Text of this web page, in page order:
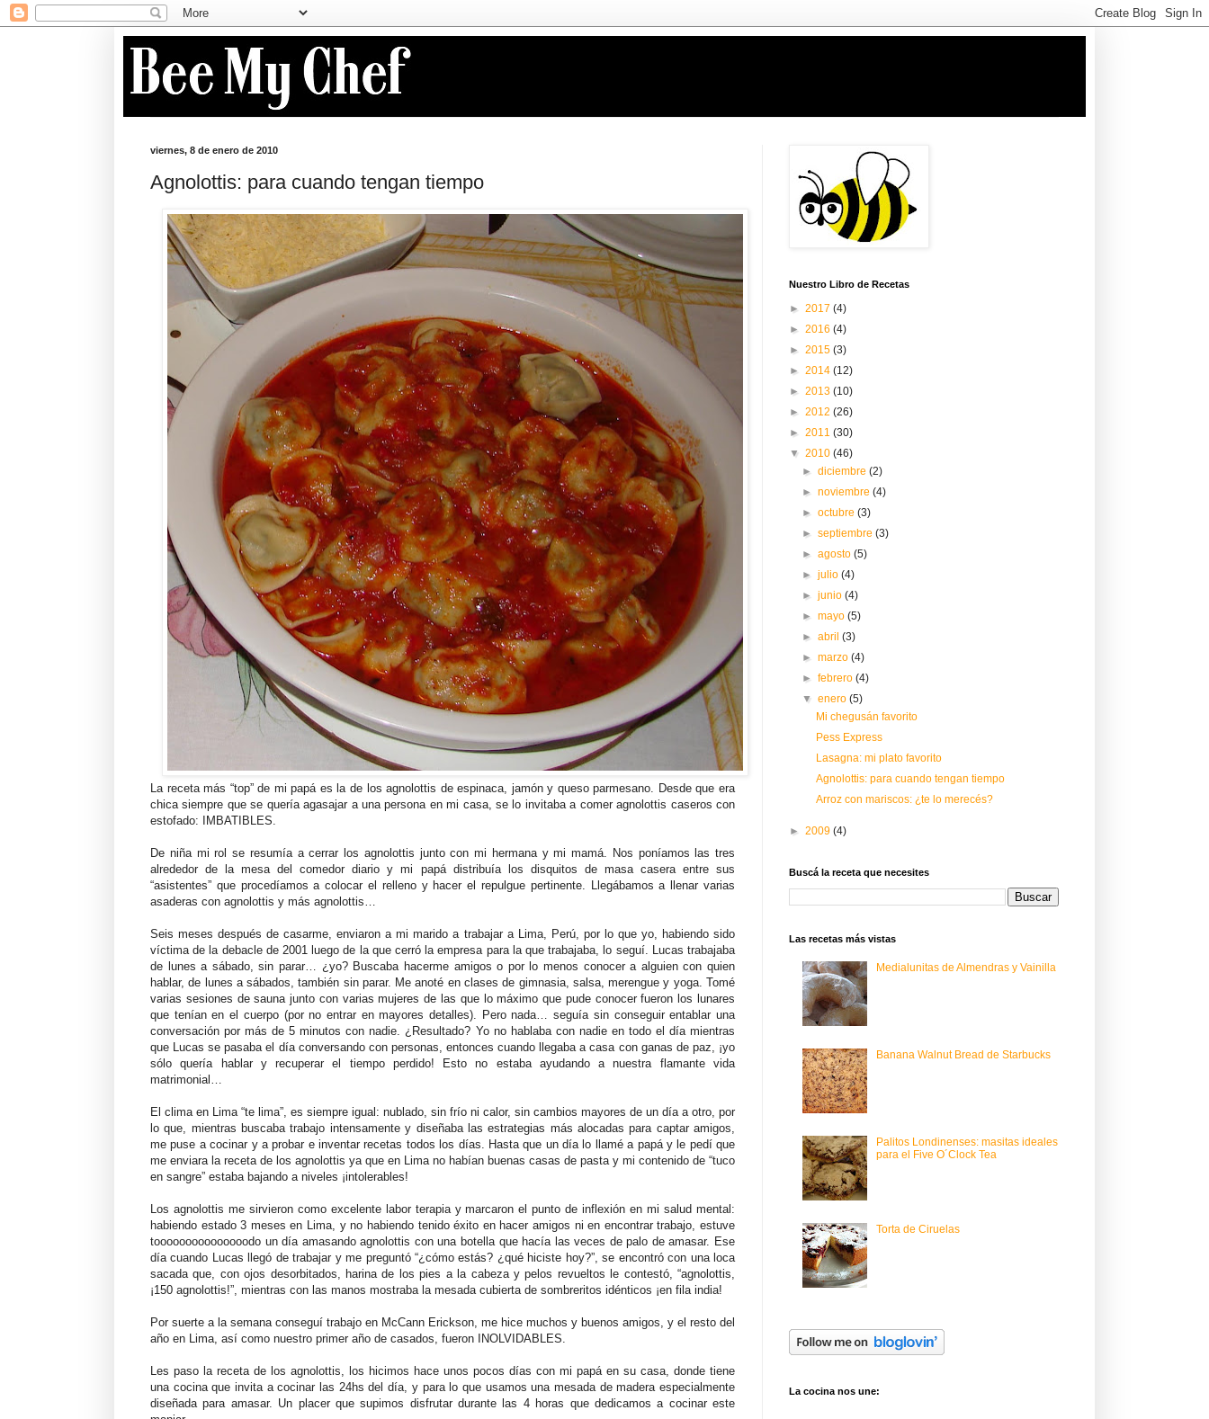
viernes, 8 de enero de 2010
Agnolottis: para cuando tengan tiempo
La receta más “top” de mi papá es la de los agnolottis de espinaca, jamón y queso parmesano. Desde que era
chica siempre que se quería agasajar a una persona en mi casa, se lo invitaba a comer agnolottis caseros con
estofado: IMBATIBLES.
De niña mi rol se resumía a cerrar los agnolottis junto con mi hermana y mi mamá. Nos poníamos las tres
alrededor de la mesa del comedor diario y mi papá distribuía los disquitos de masa casera entre sus
“asistentes” que procedíamos a colocar el relleno y hacer el repulgue pertinente. Llegábamos a llenar varias
asaderas con agnolottis y más agnolottis…
Seis meses después de casarme, enviaron a mi marido a trabajar a Lima, Perú, por lo que yo, habiendo sido
víctima de la debacle de 2001 luego de la que cerró la empresa para la que trabajaba, lo seguí. Lucas trabajaba
de lunes a sábado, sin parar… ¿yo? Buscaba hacerme amigos o por lo menos conocer a alguien con quien
hablar, de lunes a sábados, también sin parar. Me anoté en clases de gimnasia, salsa, merengue y yoga. Tomé
varias sesiones de sauna junto con varias mujeres de las que lo máximo que pude conocer fueron los lunares
que tenían en el cuerpo (por no entrar en mayores detalles). Pero nada… seguía sin conseguir entablar una
conversación por más de 5 minutos con nadie. ¿Resultado? Yo no hablaba con nadie en todo el día mientras
que Lucas se pasaba el día conversando con personas, entonces cuando llegaba a casa con ganas de paz, ¡yo
sólo quería hablar y recuperar el tiempo perdido! Esto no estaba ayudando a nuestra flamante vida
matrimonial…
El clima en Lima “te lima”, es siempre igual: nublado, sin frío ni calor, sin cambios mayores de un día a otro, por
lo que, mientras buscaba trabajo intensamente y diseñaba las estrategias más alocadas para captar amigos,
me puse a cocinar y a probar e inventar recetas todos los días. Hasta que un día lo llamé a papá y le pedí que
me enviara la receta de los agnolottis ya que en Lima no habían buenas casas de pasta y mi contenido de “tuco
en sangre” estaba bajando a niveles ¡intolerables!
Los agnolottis me sirvieron como excelente labor terapia y marcaron el punto de inflexión en mi salud mental:
habiendo estado 3 meses en Lima, y no habiendo tenido éxito en hacer amigos ni en encontrar trabajo, estuve
tooooooooooooooodo un día amasando agnolottis con una botella que hacía las veces de palo de amasar. Ese
día cuando Lucas llegó de trabajar y me preguntó “¿cómo estás? ¿qué hiciste hoy?”, se encontró con una loca
sacada que, con ojos desorbitados, harina de los pies a la cabeza y pelos revueltos le contestó, “agnolottis,
¡150 agnolottis!”, mientras con las manos mostraba la mesada cubierta de sombreritos idénticos ¡en fila india!
Por suerte a la semana conseguí trabajo en McCann Erickson, me hice muchos y buenos amigos, y el resto del
año en Lima, así como nuestro primer año de casados, fueron INOLVIDABLES.
Les paso la receta de los agnolottis, los hicimos hace unos pocos días con mi papá en su casa, donde tiene
una cocina que invita a cocinar las 24hs del día, y para lo que usamos una mesada de madera especialmente
diseñada para amasar. Un placer que supimos disfrutar durante las 4 horas que dedicamos a cocinar este
Nuestro Libro de Recetas
► 2017 (4)
► 2016 (4)
► 2015 (3)
► 2014 (12)
► 2013 (10)
► 2012 (26)
► 2011 (30)
▼ 2010 (46)
►diciembre(2)
►noviembre(4)
►octubre(3)
►septiembre(3)
►agosto(5)
►julio(4)
►junio(4)
►mayo(5)
►abril(3)
►marzo(4)
►febrero(4)
▼enero(5)
Mi chegusán favorito
Pess Express
Lasagna: mi plato favorito
Agnolottis: para cuando tengan tiempo
Arroz con mariscos: ¿te lo merecés?
► 2009 (4)
Buscá la receta que necesites
Las recetas más vistas
Medialunitas de Almendras y Vainilla
Banana Walnut Bread de Starbucks
Palitos Londinenses: masitas ideales
para el Five O´Clock Tea
Torta de Ciruelas
La cocina nos une: